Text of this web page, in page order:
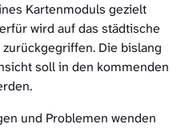
Kartenmoduls gezielt
wird auf das städtische
Die bislang
soll in den kommenden
und Problemen wenden